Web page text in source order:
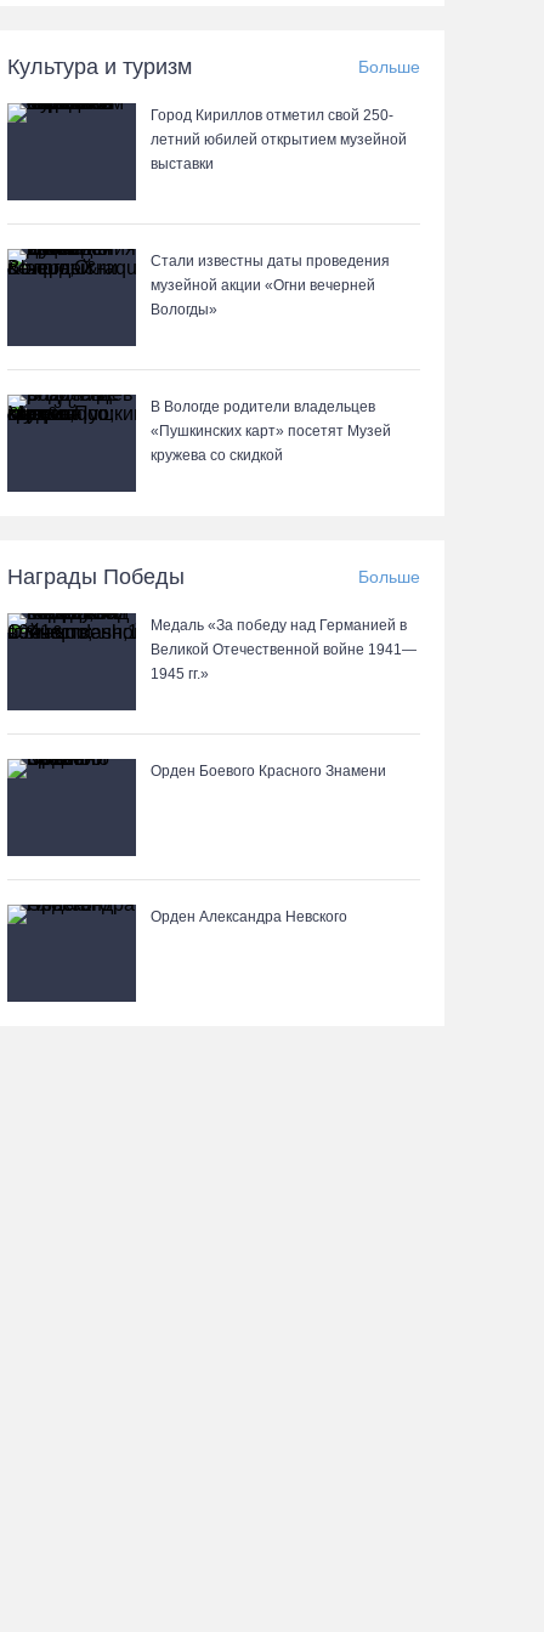
Вологодские онкохирурги провели более 2,5
В Вологодской области спрогнозировали
урожай семян хвойных пород
06.08.26 / 13:04
06.08.26 / 12:49
мотоциклиста госпитализировали в больницу
проведено на Вологодчине
В Шекснинском округе утонул выпавший из
лодки пенсионер
В поселке Щепье Бабаевского округа открыли
Культура и туризм Больше
Город Кириллов отметил свой 250-
летний юбилей открытием музейной
выставки
Стали известны даты проведения
музейной акции «Огни вечерней
Вологды»
В Вологде родители владельцев
«Пушкинских карт» посетят Музей
кружева со скидкой
Награды Победы Больше
Медаль «За победу над Германией в
Великой Отечественной войне 1941—
1945 гг.»
Орден Боевого Красного Знамени
Орден Александра Невского